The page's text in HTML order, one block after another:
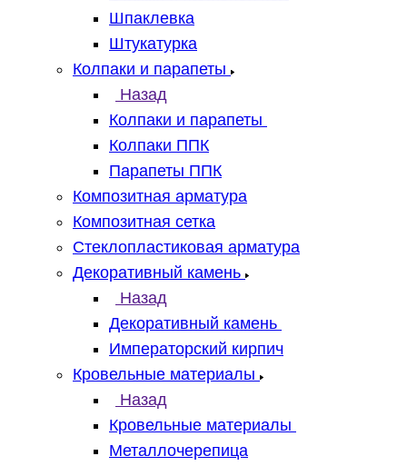
Шпаклевка
Штукатурка
Колпаки и парапеты
Назад
Колпаки и парапеты
Колпаки ППК
Парапеты ППК
Композитная арматура
Композитная сетка
Стеклопластиковая арматура
Декоративный камень
Назад
Декоративный камень
Императорский кирпич
Кровельные материалы
Назад
Кровельные материалы
Металлочерепица